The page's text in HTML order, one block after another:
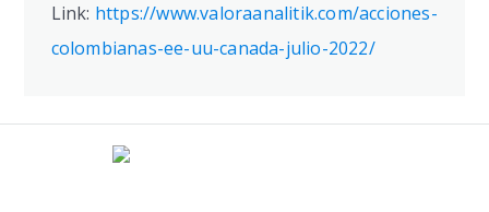
Link: https://www.valoraanalitik.com/acciones-
colombianas-ee-uu-canada-julio-2022/